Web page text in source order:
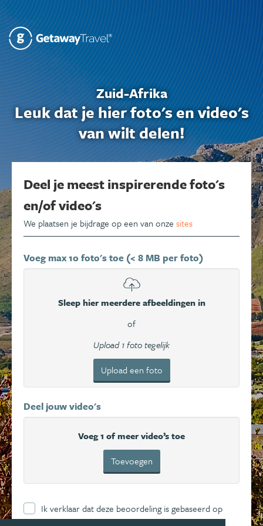
Zuid-Afrika
Leuk dat je hier foto's en video's
van wilt delen!
Deel je meest inspirerende foto's
en/of video's
We plaatsen je bijdrage op een van onze sites
Voeg max 10 foto's toe (< 8 MB per foto)
Sleep hier meerdere afbeeldingen in
of
Upload 1 foto tegelijk
Upload een foto
Deel jouw video's
Voeg 1 of meer video’s toe
Toevoegen
Ik verklaar dat deze beoordeling is gebaseerd op
mijn eigen ervaring en ga hierbij akkoord met de